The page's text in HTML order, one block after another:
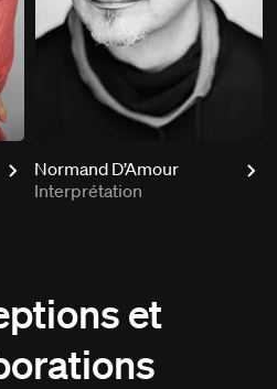
Normand D’Amour
Interprétation
et